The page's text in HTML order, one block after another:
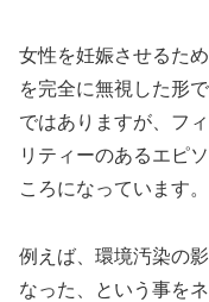
女性を妊娠させるた
を完全に無視した形
ではありますが、フ
リティーのあるエピ
ころになっています。
例えば、環境汚染の
なった、という事を